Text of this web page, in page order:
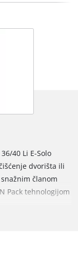
40 Li E-Solo
dvorišta ili
članom
Pack tehnologijom
motora sa